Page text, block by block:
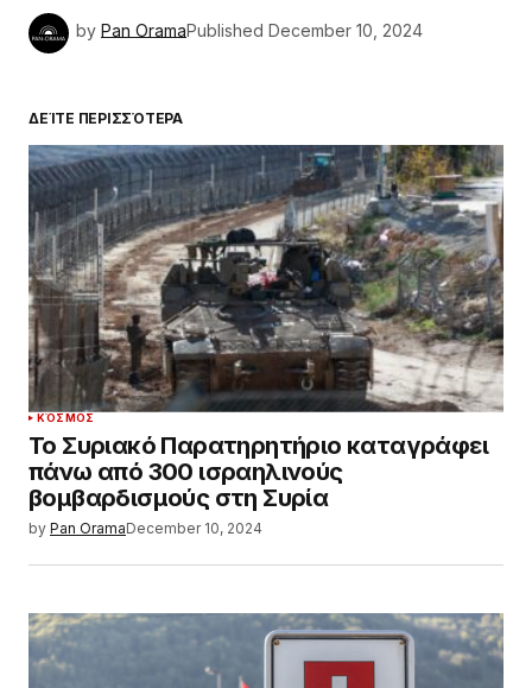
by Pan OramaPublished December 10, 2024
ΔΕΊΤΕ ΠΕΡΙΣΣΌΤΕΡΑ
ΚΌΣΜΟΣ
Το Συριακό Παρατηρητήριο καταγράφει
πάνω από 300 ισραηλινούς
βομβαρδισμούς στη Συρία
by Pan OramaDecember 10, 2024